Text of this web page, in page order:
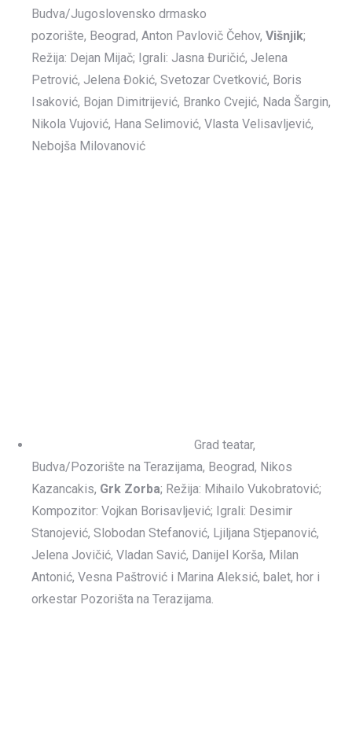
Budva/Jugoslovensko drmasko
pozorište, Beograd, Anton Pavlovič Čehov, Višnjik;
Režija: Dejan Mijač; Igrali: Jasna Đuričić, Jelena
Petrović, Jelena Đokić, Svetozar Cvetković, Boris
Isaković, Bojan Dimitrijević, Branko Cvejić, Nada Šargin,
Nikola Vujović, Hana Selimović, Vlasta Velisavljević,
Nebojša Milovanović
Grad teatar,
Budva/Pozorište na Terazijama, Beograd, Nikos
Kazancakis, Grk Zorba; Režija: Mihailo Vukobratović;
Kompozitor: Vojkan Borisavljević; Igrali: Desimir
Stanojević, Slobodan Stefanović, Ljiljana Stjepanović,
Jelena Jovičić, Vladan Savić, Danijel Korša, Milan
Antonić, Vesna Paštrović i Marina Aleksić, balet, hor i
orkestar Pozorišta na Terazijama.